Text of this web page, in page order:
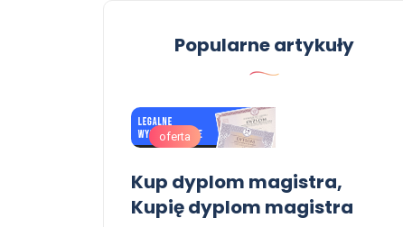
Popularne artykuły
oferta
Kup dyplom magistra,
Kupię dyplom magistra